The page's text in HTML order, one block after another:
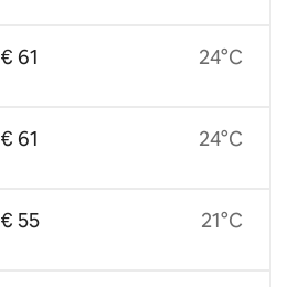
€ 61
€ 61
€ 55
24°C
24°C
21°C